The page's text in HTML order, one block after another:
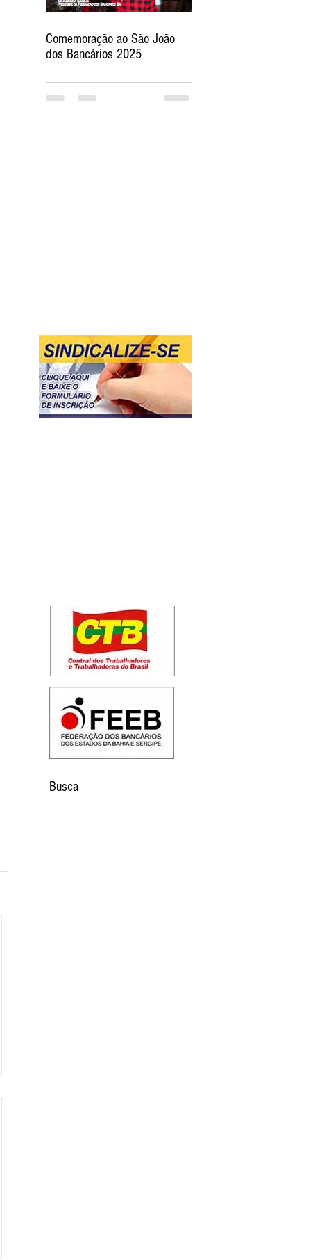
Comemoração ao São João
dos Bancários 2025
Busca